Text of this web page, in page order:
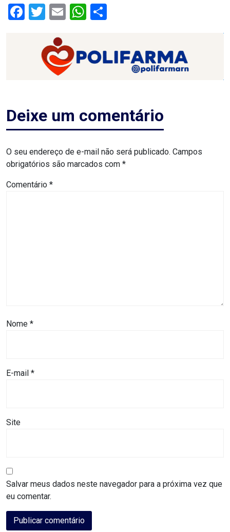
RN
ASSEMBLEIA
BASTIDORES
Blog
BRASIL
NATAL
FEDERAL
DE
MACAU
Facebook
Twitter
EmailWhatsApp
Deixe um comentário
O seu endereço de e-mail não será publicado. Campos
obrigatórios são marcados com *
Comentário *
Nome *
E-mail *
Site
Salvar meus dados neste navegador para a próxima vez que
eu comentar.